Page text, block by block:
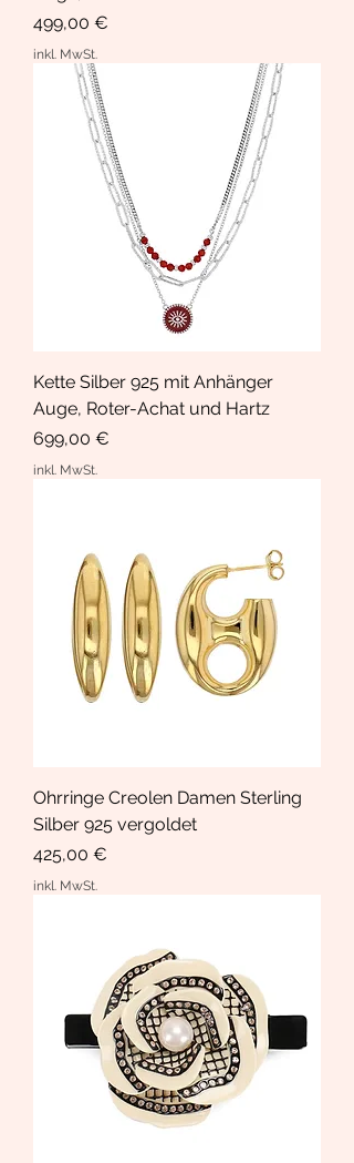
Preis
499,00 €
inkl. MwSt.
Kette Silber 925 mit Anhänger
Auge, Roter-Achat und Hartz
Preis
699,00 €
inkl. MwSt.
Ohrringe Creolen Damen Sterling
Silber 925 vergoldet
Preis
425,00 €
inkl. MwSt.